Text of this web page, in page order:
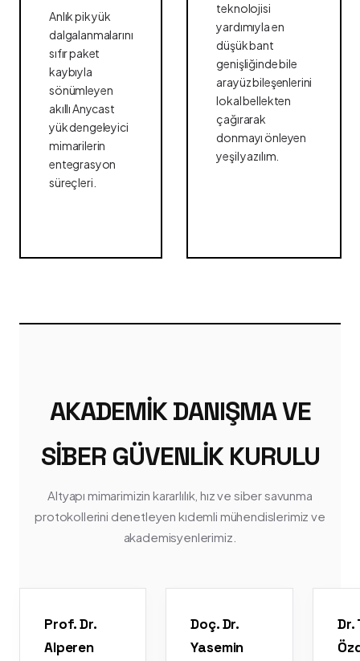
Anlık pik yük
dalgalanmalarını
sıfır paket
kaybıyla
sönümleyen
akıllı Anycast
yük dengeleyici
mimarilerin
entegrasyon
süreçleri.
teknolojisi
yardımıyla en
düşük bant
genişliğinde bile
arayüz bileşenlerini
lokal bellekten
çağırarak
donmayı önleyen
yeşil yazılım.
AKADEMIK DANIŞMA VE
SIBER GÜVENLIK KURULU
Altyapı mimarimizin kararlılık, hız ve siber savunma
protokollerini denetleyen kıdemli mühendislerimiz ve
akademisyenlerimiz.
Prof. Dr.
Alperen
Doç. Dr.
Yasemin
Dr.